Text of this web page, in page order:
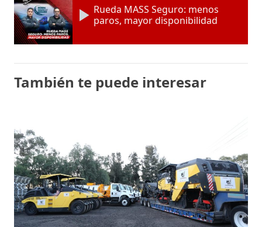
Rueda MASS Seguro: menos
paros, mayor disponibilidad
También te puede interesar